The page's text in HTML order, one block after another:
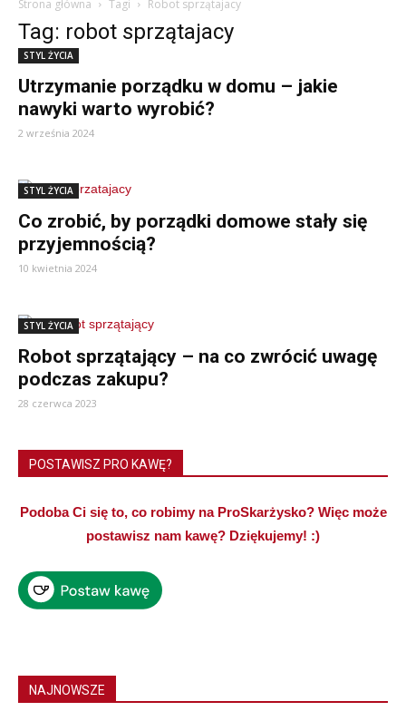
Strona główna Tagi Robot sprzątajacy
Tag: robot sprzątajacy
STYL ŻYCIA
Utrzymanie porządku w domu – jakie
nawyki warto wyrobić?
2 września 2024
STYL ŻYCIA
Co zrobić, by porządki domowe stały się
przyjemnością?
10 kwietnia 2024
STYL ŻYCIA
Robot sprzątający – na co zwrócić uwagę
podczas zakupu?
28 czerwca 2023
POSTAWISZ PRO KAWĘ?
Podoba Ci się to, co robimy na ProSkarżysko? Więc może
postawisz nam kawę? Dziękujemy! :)
NAJNOWSZE